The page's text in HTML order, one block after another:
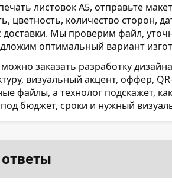
листовок А5, отправьте
цветность, количество сторон,
доставки. Мы проверим файл,
оптимальный вариант
можно заказать разработку
визуальный акцент, оффер,
файлы, а технолог подскажет,
бюджет, сроки и нужный